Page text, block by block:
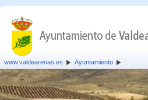
www.valdearenas.es Ayuntamiento